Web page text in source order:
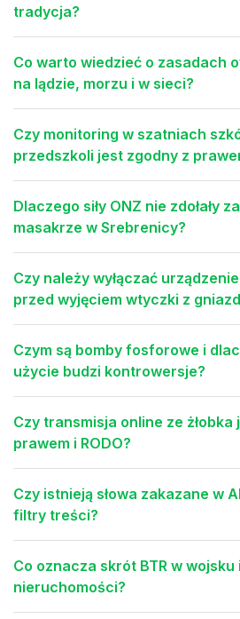
tradycja?
Co warto wiedzieć o zasadach
na lądzie, morzu i w sieci?
Czy monitoring w szatniach
przedszkoli jest zgodny z
Dlaczego siły ONZ nie zdołały
masakrze w Srebrenicy?
Czy należy wyłączać
przed wyjęciem wtyczki z
Czym są bomby fosforowe i
użycie budzi kontrowersje?
Czy transmisja online ze żłobka
prawem i RODO?
Czy istnieją słowa zakazane w
filtry treści?
Co oznacza skrót BTR w wojsku
nieruchomości?